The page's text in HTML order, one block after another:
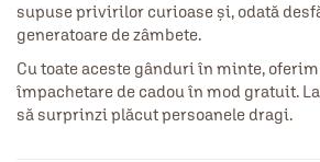
supuse privirilor curioase și, odată
generatoare de zâmbete.
Cu toate aceste gânduri în minte,
împachetare de cadou în mod gratuit.
să surprinzi plăcut persoanele dragi.